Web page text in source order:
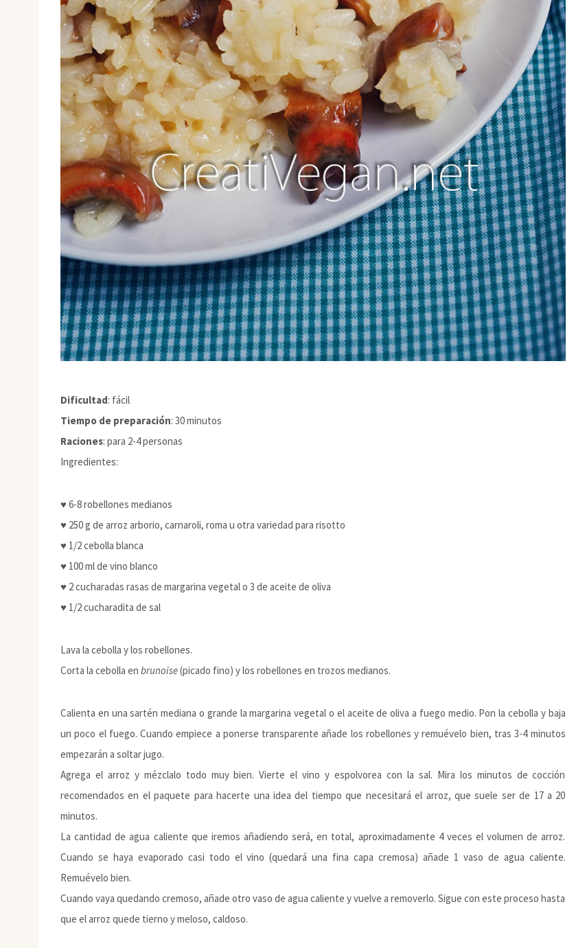
Dificultad: fácil
Tiempo de preparación: 30 minutos
Raciones: para 2-4 personas
Ingredientes:
♥ 6-8 robellones medianos
♥ 250 g de arroz arborio, carnaroli, roma u otra variedad para risotto
♥ 1/2 cebolla blanca
♥ 100 ml de vino blanco
♥ 2 cucharadas rasas de margarina vegetal o 3 de aceite de oliva
♥ 1/2 cucharadita de sal
Lava la cebolla y los robellones.
Corta la cebolla en brunoise(picado fino) y los robellones en trozos medianos.
Calienta en una sartén mediana o grande la margarina vegetal o el aceite de oliva a fuego medio. Pon la cebolla y baja
un poco el fuego. Cuando empiece a ponerse transparente añade los robellones y remuévelo bien, tras 3-4 minutos
empezarán a soltar jugo.
Agrega el arroz y mézclalo todo muy bien. Vierte el vino y espolvorea con la sal. Mira los minutos de cocción
recomendados en el paquete para hacerte una idea del tiempo que necesitará el arroz, que suele ser de 17 a 20
minutos.
La cantidad de agua caliente que iremos añadiendo será, en total, aproximadamente 4 veces el volumen de arroz.
Cuando se haya evaporado casi todo el vino (quedará una fina capa cremosa) añade 1 vaso de agua caliente.
Remuévelo bien.
Cuando vaya quedando cremoso, añade otro vaso de agua caliente y vuelve a removerlo. Sigue con este proceso hasta
que el arroz quede tierno y meloso, caldoso.